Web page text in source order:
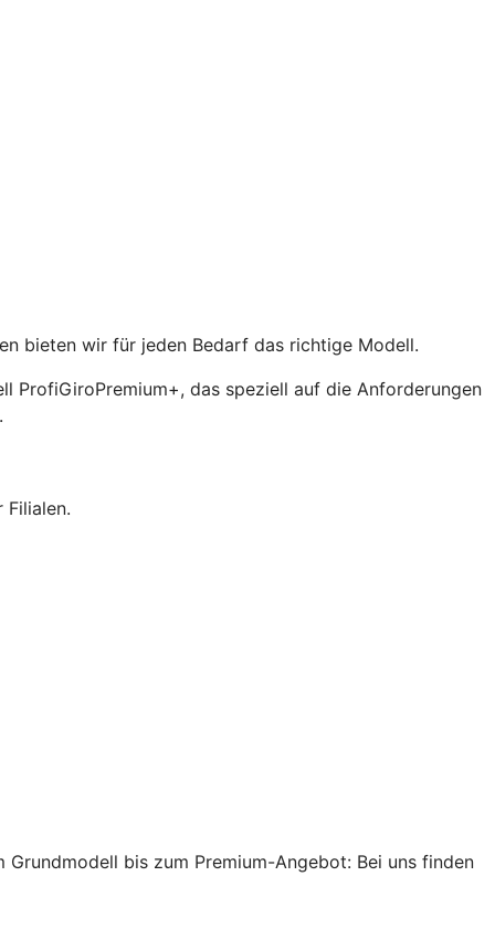
bieten wir für jeden Bedarf das richtige Modell.
ProfiGiroPremium+, das speziell auf die Anforderungen
bis zum Premium-Angebot: Bei uns finden